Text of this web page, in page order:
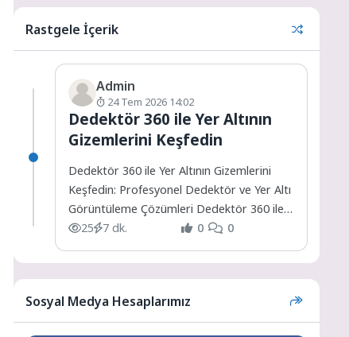
Rastgele İçerik
Admin
24 Tem 2026 14:02
Dedektör 360 ile Yer Altının
Gizemlerini Keşfedin
Dedektör 360 ile Yer Altının Gizemlerini
Keşfedin: Profesyonel Dedektör ve Yer Altı
Görüntüleme Çözümleri Dedektör 360 ile
Yer Altının Gizemlerini...
25 7 dk. 0 0
Sosyal Medya Hesaplarımız